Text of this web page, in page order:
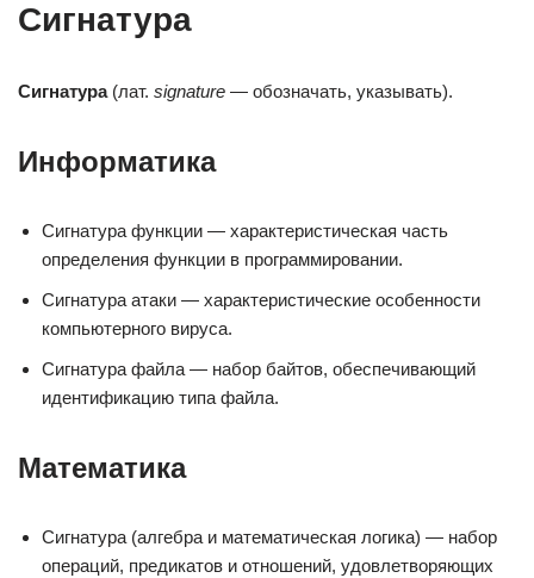
Сигнатура
Сигнатура(лат. signature — обозначать, указывать).
Информатика
Сигнатура функции — характеристическая часть
определения функции в программировании.
Сигнатура атаки — характеристические особенности
компьютерного вируса.
Сигнатура файла — набор байтов, обеспечивающий
идентификацию типа файла.
Математика
Сигнатура (алгебра и математическая логика) — набор
операций, предикатов и отношений, удовлетворяющих